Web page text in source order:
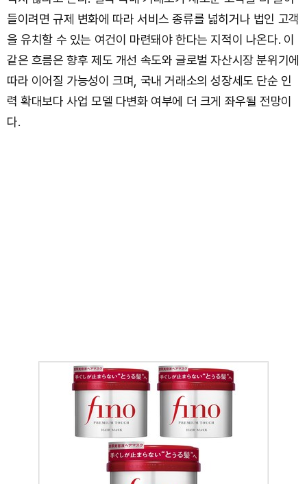
들이려면 규제 변화에 따라 서비스 종류를 넓히거나 법인 고객
을 유치할 수 있는 여건이 마련돼야 한다는 지적이 나온다. 이
같은 흐름은 향후 제도 개선 속도와 글로벌 자산시장 분위기에
따라 이어질 가능성이 크며, 국내 거래소의 성장세도 단순 인
력 확대보다 사업 모델 다변화 여부에 더 크게 좌우될 전망이
다.